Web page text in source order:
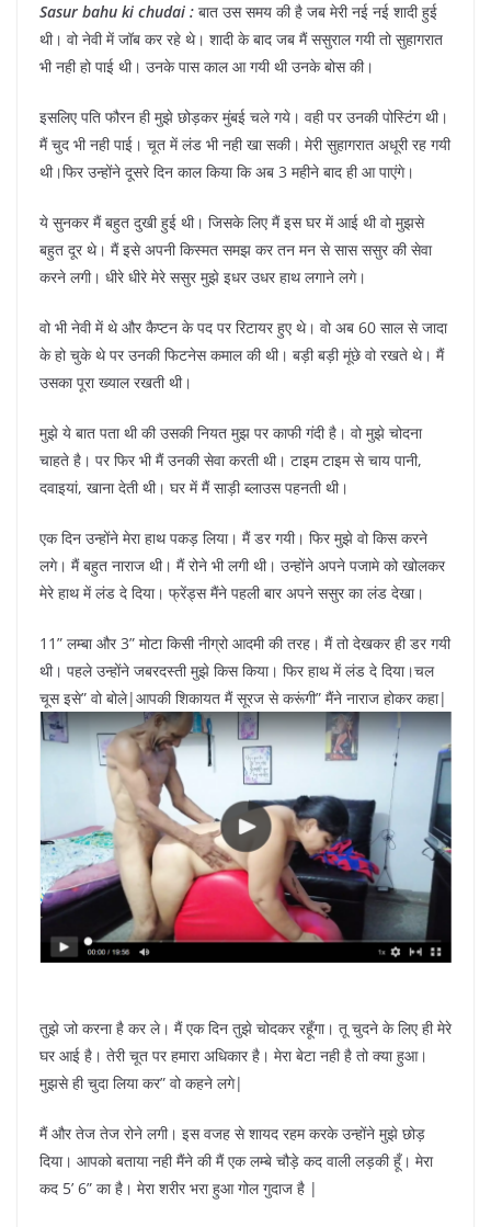
Sasur bahu ki chudai : बात उस समय की है जब मेरी नई नई शादी हुई
थी। वो नेवी में जॉब कर रहे थे। शादी के बाद जब मैं ससुराल गयी तो सुहागरात
भी नही हो पाई थी। उनके पास काल आ गयी थी उनके बोस की।
इसलिए पति फौरन ही मुझे छोड़कर मुंबई चले गये। वही पर उनकी पोस्टिंग थी।
मैं चुद भी नही पाई। चूत में लंड भी नही खा सकी। मेरी सुहागरात अधूरी रह गयी
थी।फिर उन्होंने दूसरे दिन काल किया कि अब 3 महीने बाद ही आ पाएंगे।
ये सुनकर मैं बहुत दुखी हुई थी। जिसके लिए मैं इस घर में आई थी वो मुझसे
बहुत दूर थे। मैं इसे अपनी किस्मत समझ कर तन मन से सास ससुर की सेवा
करने लगी। धीरे धीरे मेरे ससुर मुझे इधर उधर हाथ लगाने लगे।
वो भी नेवी में थे और कैप्टन के पद पर रिटायर हुए थे। वो अब 60 साल से जादा
के हो चुके थे पर उनकी फिटनेस कमाल की थी। बड़ी बड़ी मूंछे वो रखते थे। मैं
उसका पूरा ख्याल रखती थी।
मुझे ये बात पता थी की उसकी नियत मुझ पर काफी गंदी है। वो मुझे चोदना
चाहते है। पर फिर भी मैं उनकी सेवा करती थी। टाइम टाइम से चाय पानी,
दवाइयां, खाना देती थी। घर में मैं साड़ी ब्लाउस पहनती थी।
एक दिन उन्होंने मेरा हाथ पकड़ लिया। मैं डर गयी। फिर मुझे वो किस करने
लगे। मैं बहुत नाराज थी। मैं रोने भी लगी थी। उन्होंने अपने पजामे को खोलकर
मेरे हाथ में लंड दे दिया। फ्रेंड्स मैंने पहली बार अपने ससुर का लंड देखा।
11” लम्बा और 3” मोटा किसी नीग्रो आदमी की तरह। मैं तो देखकर ही डर गयी
थी। पहले उन्होंने जबरदस्ती मुझे किस किया। फिर हाथ में लंड दे दिया।चल
चूस इसे” वो बोले|आपकी शिकायत मैं सूरज से करूंगी” मैंने नाराज होकर कहा|
तुझे जो करना है कर ले। मैं एक दिन तुझे चोदकर रहूँगा। तू चुदने के लिए ही मेरे
घर आई है। तेरी चूत पर हमारा अधिकार है। मेरा बेटा नही है तो क्या हुआ।
मुझसे ही चुदा लिया कर” वो कहने लगे|
मैं और तेज तेज रोने लगी। इस वजह से शायद रहम करके उन्होंने मुझे छोड़
दिया। आपको बताया नही मैंने की मैं एक लम्बे चौड़े कद वाली लड़की हूँ। मेरा
कद 5’ 6” का है। मेरा शरीर भरा हुआ गोल गुदाज है |